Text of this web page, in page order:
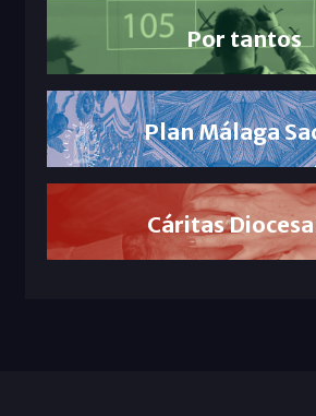
Por tantos
Plan Málaga
Cáritas